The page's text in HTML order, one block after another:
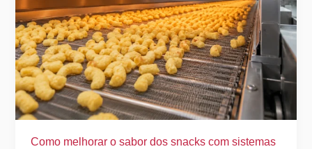
Como melhorar o sabor dos snacks com sistemas
dos
snacks
com
sistemas
de
secagem
e
adequados